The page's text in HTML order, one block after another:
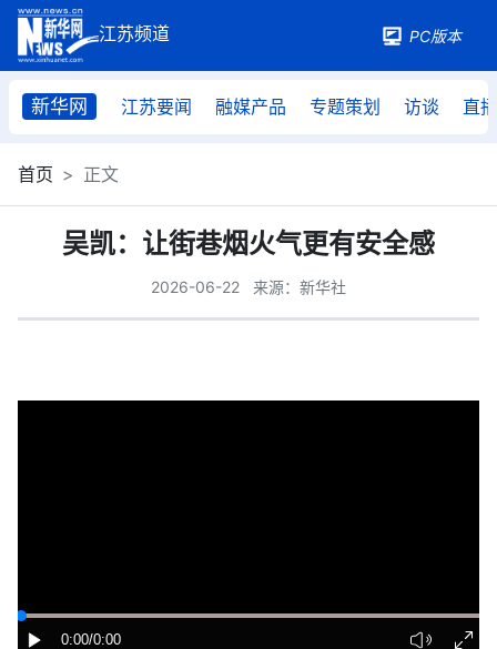
PC版本
新华网 江苏要闻 融媒产品 专题策划 访谈 直播
首页 正文
吴凯：让街巷烟火气更有安全感
2026-06-22 来源：新华社
0:00/0:00